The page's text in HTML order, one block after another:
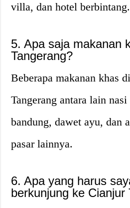
villa, dan hotel berbintang.
5. Apa saja makanan
Tangerang?
Beberapa makanan khas
Tangerang antara lain
bandung, dawet ayu, dan
pasar lainnya.
6. Apa yang harus
berkunjung ke Cianjur